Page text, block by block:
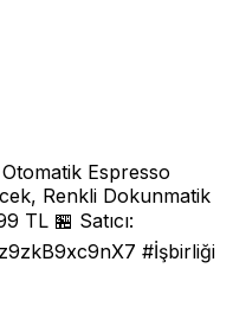
Espresso
Renkli Dokunmatik
TL 🏪 Satıcı:
#İşbirliği